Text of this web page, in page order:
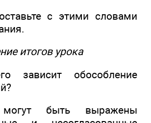
с этими словами
итогов урока
зависит обособление
быть выражены